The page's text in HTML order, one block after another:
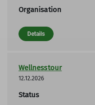
Organisation
Details
Wellnesstour
12.12.2026
Status